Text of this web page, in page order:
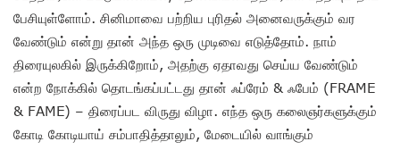
பேசியுள்ளோம். சினிமாவை பற்றிய புரிதல் அனைவருக்கும் வர
வேண்டும் என்று தான் அந்த ஒரு முடிவை எடுத்தோம். நாம்
திரையுலகில் இருக்கிறோம், அதற்கு ஏதாவது செய்ய வேண்டும்
என்ற நோக்கில் தொடங்கப்பட்டது தான் ஃப்ரேம் & ஃபேம் (FRAME
& FAME) – திரைப்பட விருது விழா. எந்த ஒரு கலைஞர்களுக்கும்
கோடி கோடியாய் சம்பாதித்தாலும், மேடையில் வாங்கும்